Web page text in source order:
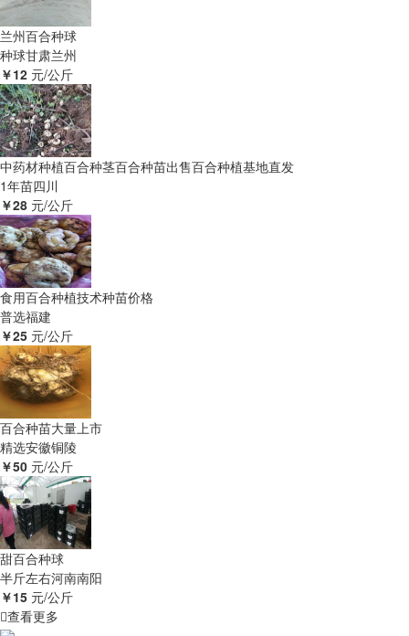
兰州百合种球
种球甘肃兰州
￥12 元/公斤
中药材种植百合种茎百合种苗出售百合种植基地直发
1年苗四川
￥28 元/公斤
食用百合种植技术种苗价格
普选福建
￥25 元/公斤
百合种苗大量上市
精选安徽铜陵
￥50 元/公斤
甜百合种球
半斤左右河南南阳
￥15 元/公斤
查看更多